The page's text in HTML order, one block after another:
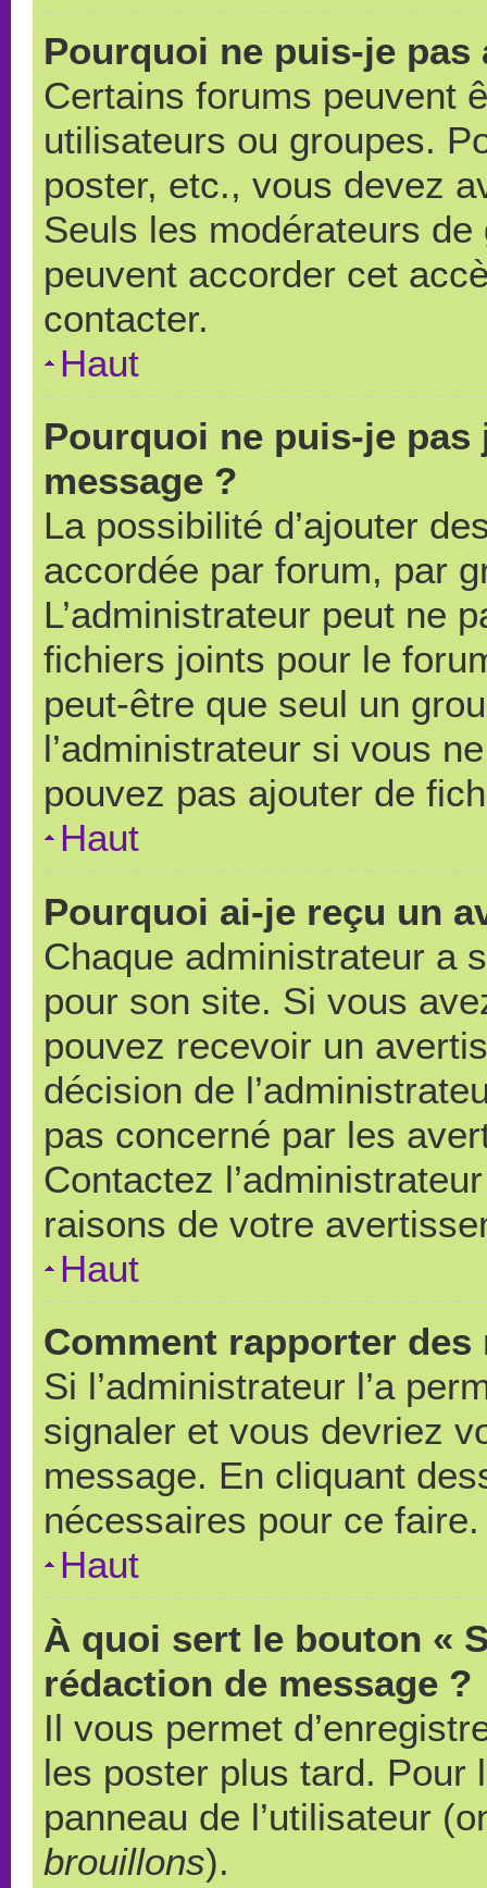
Pourquoi ne puis-je
Certains forums peuvent
utilisateurs ou groupes.
poster, etc., vous devez
Seuls les modérateurs
peuvent accorder cet
contacter.
Haut
Pourquoi ne puis-je
message ?
La possibilité d’ajouter
accordée par forum, par
L’administrateur peut ne
fichiers joints pour le
peut-être que seul un
l’administrateur si vous
pouvez pas ajouter de
Haut
Pourquoi ai-je reçu un
Chaque administrateur a
pour son site. Si vous
pouvez recevoir un
décision de
pas concerné par les
Contactez
raisons de votre
Haut
Comment rapporter
Si l’administrateur l’a
signaler et vous devriez
message. En cliquant
nécessaires pour ce faire.
Haut
À quoi sert le bouton «
rédaction de message ?
Il vous permet
les poster plus tard. Pour
panneau de l’utilisateur
brouillons).